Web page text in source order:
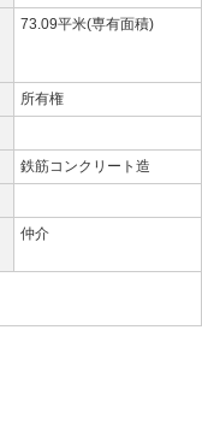
73.09平米(専有面積)
所有権
鉄筋コンクリート造
仲介